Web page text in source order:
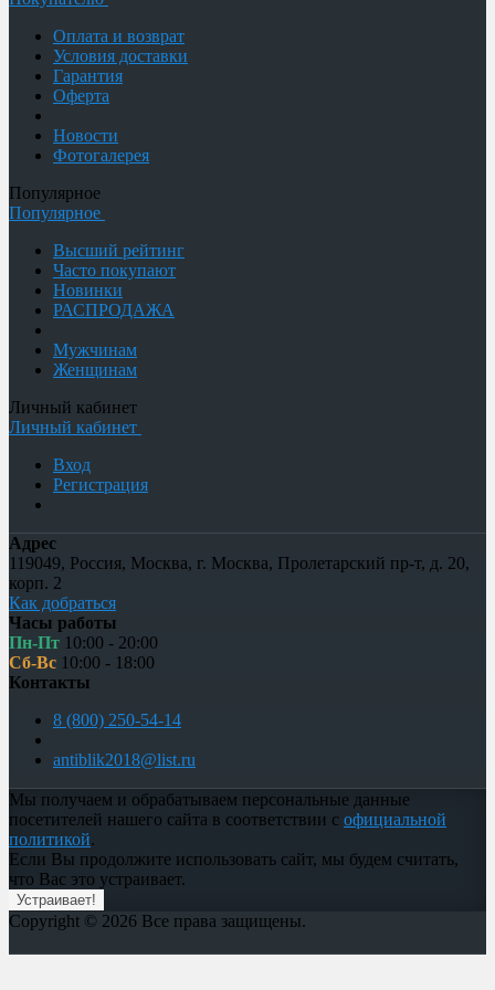
Оплата и возврат
Условия доставки
Гарантия
Оферта
Новости
Фотогалерея
Популярное
Популярное
Высший рейтинг
Часто покупают
Новинки
РАСПРОДАЖА
Мужчинам
Женщинам
Личный кабинет
Личный кабинет
Вход
Регистрация
Адрес
119049, Россия, Москва, г. Москва, Пролетарский пр-т, д. 20,
корп. 2
Как добраться
Часы работы
Пн-Пт 10:00 - 20:00
Сб-Вс 10:00 - 18:00
Контакты
8 (800) 250-54-14
antiblik2018@list.ru
Мы получаем и обрабатываем персональные данные
посетителей нашего сайта в соответствии с официальной
политикой.
Если Вы продолжите использовать сайт, мы будем считать,
что Вас это устраивает.
Устраивает!
Copyright © 2026 Все права защищены.